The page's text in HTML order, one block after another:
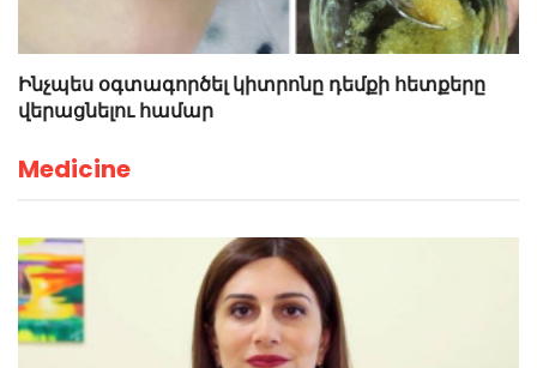
Ինչպես օգտագործել կիտրոնը դեմքի հետքերը
վերացնելու համար
Medicine